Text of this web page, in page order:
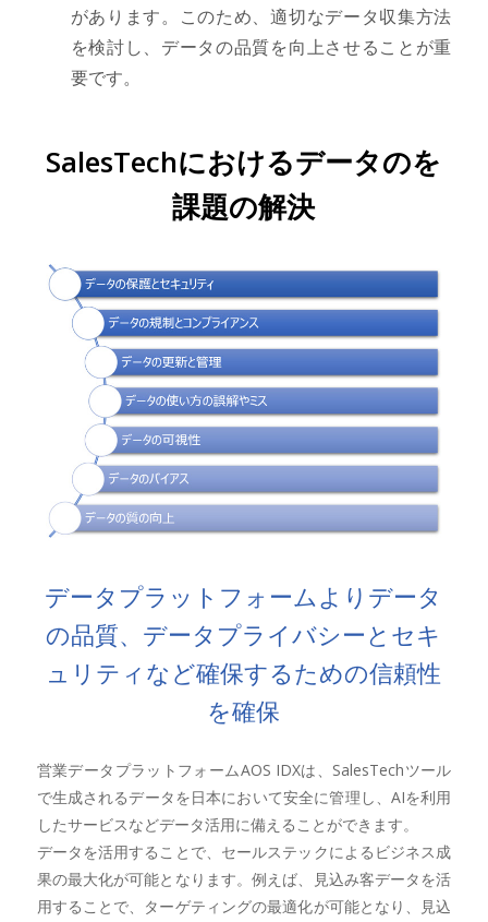
があります。このため、適切なデータ収集方法
を検討し、データの品質を向上させることが重
要です。
SalesTechにおけるデータのを
課題の解決
データプラットフォームよりデータ
の品質、データプライバシーとセキ
ュリティなど確保するための信頼性
を確保
営業データプラットフォームAOS IDXは、SalesTechツール
で生成されるデータを日本において安全に管理し、AIを利用
したサービスなどデータ活用に備えることができます。
データを活用することで、セールステックによるビジネス成
果の最大化が可能となります。例えば、見込み客データを活
用することで、ターゲティングの最適化が可能となり、見込